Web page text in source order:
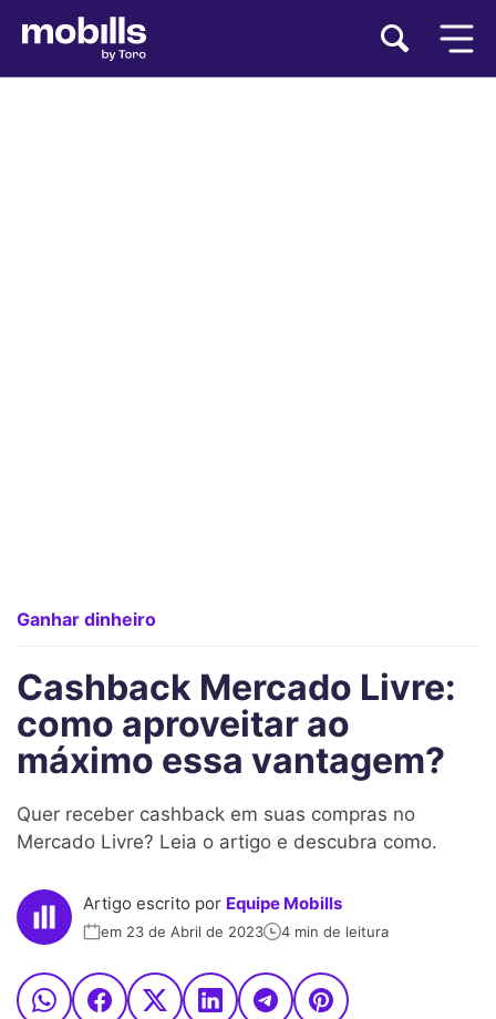
Ganhar dinheiro
Cashback Mercado Livre:
como aproveitar ao
máximo essa vantagem?
Quer receber cashback em suas compras no
Mercado Livre? Leia o artigo e descubra como.
Artigo escrito por Equipe Mobills
em 23 de Abril de 2023 4 min de leitura